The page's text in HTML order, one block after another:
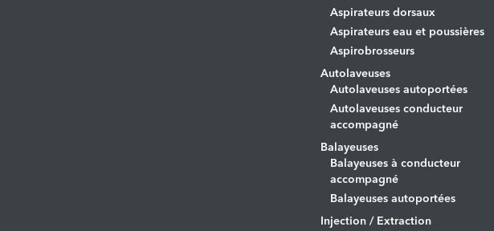
Aspirateurs dorsaux
Aspirateurs eau et poussières
Aspirobrosseurs
Autolaveuses
Autolaveuses autoportées
Autolaveuses conducteur
accompagné
Balayeuses
Balayeuses à conducteur
accompagné
Balayeuses autoportées
Injection / Extraction